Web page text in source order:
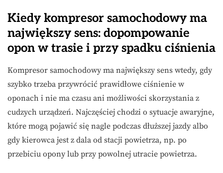
Kiedy kompresor samochodowy ma
największy sens: dopompowanie
opon w trasie i przy spadku ciśnienia
Kompresor samochodowy ma największy sens wtedy, gdy
szybko trzeba przywrócić prawidłowe ciśnienie w
oponach i nie ma czasu ani możliwości skorzystania z
cudzych urządzeń. Najczęściej chodzi o sytuacje awaryjne,
które mogą pojawić się nagle podczas dłuższej jazdy albo
gdy kierowca jest z dala od stacji powietrza, np. po
przebiciu opony lub przy powolnej utracie powietrza.